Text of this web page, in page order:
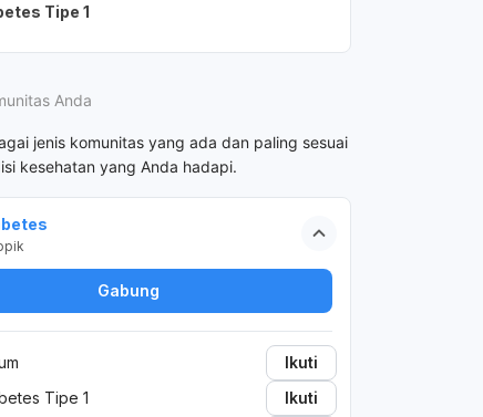
Tipe 1
Anda
jenis komunitas yang ada dan paling sesuai
kesehatan yang Anda hadapi.
Gabung
Ikuti
Tipe 1
Ikuti